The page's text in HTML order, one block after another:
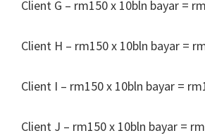
Client G – rm150 x 10bln bayar =
Client H – rm150 x 10bln bayar =
Client I – rm150 x 10bln bayar =
Client J – rm150 x 10bln bayar =